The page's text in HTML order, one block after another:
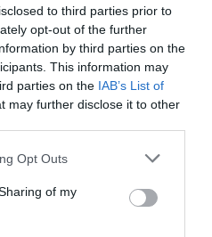
to third parties prior to
opt-out of the further
by third parties on the
This information may
parties on the IAB’s List of
may further disclose it to other
uses one or more Google
behaviour. You may click to
and its third-party tags to
purposes in below Google
Opt Outs
of my
«αθόρυβα»
δεν είναι το